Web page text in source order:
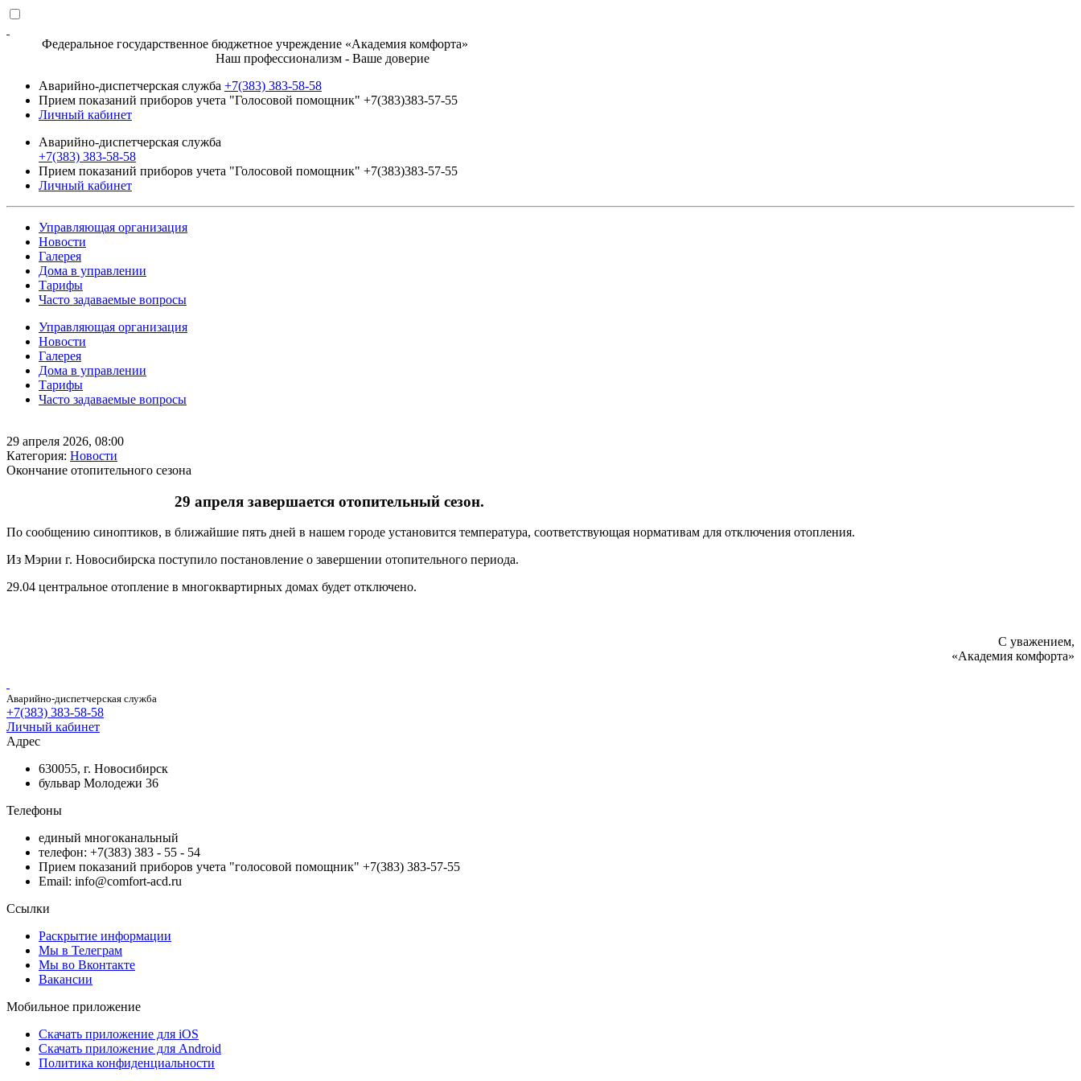
Федеральное государственное бюджетное учреждение «Академия комфорта»
Наш профессионализм - Ваше доверие
Аварийно-диспетчерская служба +7(383) 383-58-58
Прием показаний приборов учета "Голосовой помощник" +7(383)383-57-55
Личный кабинет
Аварийно-диспетчерская служба
+7(383) 383-58-58
Прием показаний приборов учета "Голосовой помощник" +7(383)383-57-55
Личный кабинет
Управляющая организация
Новости
Галерея
Дома в управлении
Тарифы
Часто задаваемые вопросы
Управляющая организация
Новости
Галерея
Дома в управлении
Тарифы
Часто задаваемые вопросы
29 апреля 2026, 08:00
Категория: Новости
Окончание отопительного сезона
29 апреля завершается отопительный сезон.
По сообщению синоптиков, в ближайшие пять дней в нашем городе установится температура, соответствующая нормативам для отключения отопления.
Из Мэрии г. Новосибирска поступило постановление о завершении отопительного периода.
29.04 центральное отопление в многоквартирных домах будет отключено.
С уважением,
«Академия комфорта»
Аварийно-диспетчерская служба
+7(383) 383-58-58
Личный кабинет
Адрес
630055, г. Новосибирск
бульвар Молодежи 36
Телефоны
единый многоканальный
телефон: +7(383) 383 - 55 - 54
Прием показаний приборов учета "голосовой помощник" +7(383) 383-57-55
Email: info@comfort-acd.ru
Ссылки
Раскрытие информации
Мы в Телеграм
Мы во Вконтакте
Вакансии
Мобильное приложение
Скачать приложение для iOS
Скачать приложение для Android
Политика конфиденциальности